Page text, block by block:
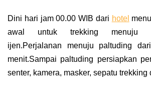
Dini hari jam 00.00 WIB dari hotel
awal untuk trekking menuju
ijen.Perjalanan menuju paltuding
menit.Sampai paltuding persiapkan
senter, kamera, masker, sepatu trekking